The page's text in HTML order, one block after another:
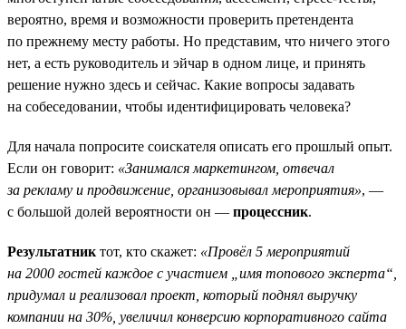
вероятно, время и возможности проверить претендента
по прежнему месту работы. Но представим, что ничего этого
нет, а есть руководитель и эйчар в одном лице, и принять
решение нужно здесь и сейчас. Какие вопросы задавать
на собеседовании, чтобы идентифицировать человека?
Для начала попросите соискателя описать его прошлый опыт.
Если он говорит: «Занимался маркетингом, отвечал
за рекламу и продвижение, организовывал мероприятия», —
с большой долей вероятности он — процессник.
Результатник тот, кто скажет: «Провёл 5 мероприятий
на 2000 гостей каждое с участием „имя топового эксперта“,
придумал и реализовал проект, который поднял выручку
компании на 30%, увеличил конверсию корпоративного сайта